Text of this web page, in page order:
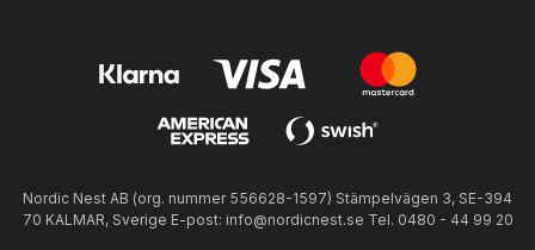
Nordic Nest AB (org. nummer 556628-1597) Stämpelvägen 3, SE-394
70 KALMAR, Sverige E-post: info@nordicnest.se Tel. 0480 - 44 99 20